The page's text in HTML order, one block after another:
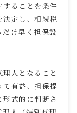
することを条件
決定し、相続税
け早く担保設
人となること
て有益、担保提
式的に判断さ